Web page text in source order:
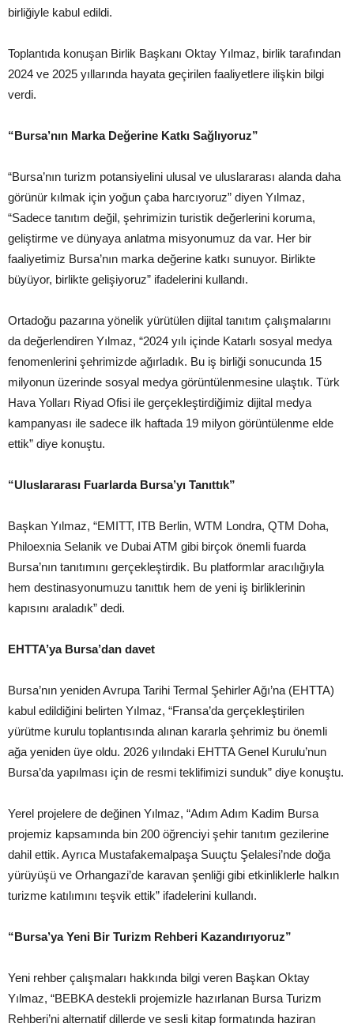
birliğiyle kabul edildi.
Toplantıda konuşan Birlik Başkanı Oktay Yılmaz, birlik tarafından
2024 ve 2025 yıllarında hayata geçirilen faaliyetlere ilişkin bilgi
verdi.
“Bursa’nın Marka Değerine Katkı Sağlıyoruz”
“Bursa’nın turizm potansiyelini ulusal ve uluslararası alanda daha
görünür kılmak için yoğun çaba harcıyoruz” diyen Yılmaz,
“Sadece tanıtım değil, şehrimizin turistik değerlerini koruma,
geliştirme ve dünyaya anlatma misyonumuz da var. Her bir
faaliyetimiz Bursa’nın marka değerine katkı sunuyor. Birlikte
büyüyor, birlikte gelişiyoruz” ifadelerini kullandı.
Ortadoğu pazarına yönelik yürütülen dijital tanıtım çalışmalarını
da değerlendiren Yılmaz, “2024 yılı içinde Katarlı sosyal medya
fenomenlerini şehrimizde ağırladık. Bu iş birliği sonucunda 15
milyonun üzerinde sosyal medya görüntülenmesine ulaştık. Türk
Hava Yolları Riyad Ofisi ile gerçekleştirdiğimiz dijital medya
kampanyası ile sadece ilk haftada 19 milyon görüntülenme elde
ettik” diye konuştu.
“Uluslararası Fuarlarda Bursa’yı Tanıttık”
Başkan Yılmaz, “EMITT, ITB Berlin, WTM Londra, QTM Doha,
Philoexnia Selanik ve Dubai ATM gibi birçok önemli fuarda
Bursa’nın tanıtımını gerçekleştirdik. Bu platformlar aracılığıyla
hem destinasyonumuzu tanıttık hem de yeni iş birliklerinin
kapısını araladık” dedi.
EHTTA’ya Bursa’dan davet
Bursa’nın yeniden Avrupa Tarihi Termal Şehirler Ağı’na (EHTTA)
kabul edildiğini belirten Yılmaz, “Fransa’da gerçekleştirilen
yürütme kurulu toplantısında alınan kararla şehrimiz bu önemli
ağa yeniden üye oldu. 2026 yılındaki EHTTA Genel Kurulu’nun
Bursa’da yapılması için de resmi teklifimizi sunduk” diye konuştu.
Yerel projelere de değinen Yılmaz, “Adım Adım Kadim Bursa
projemiz kapsamında bin 200 öğrenciyi şehir tanıtım gezilerine
dahil ettik. Ayrıca Mustafakemalpaşa Suuçtu Şelalesi’nde doğa
yürüyüşü ve Orhangazi’de karavan şenliği gibi etkinliklerle halkın
turizme katılımını teşvik ettik” ifadelerini kullandı.
“Bursa’ya Yeni Bir Turizm Rehberi Kazandırıyoruz”
Yeni rehber çalışmaları hakkında bilgi veren Başkan Oktay
Yılmaz, “BEBKA destekli projemizle hazırlanan Bursa Turizm
Rehberi’ni alternatif dillerde ve sesli kitap formatında haziran